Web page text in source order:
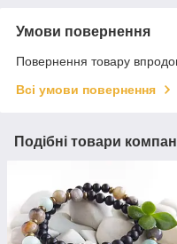
Умови повернення
Повернення товару
Всі умови повернення
Подібні товари